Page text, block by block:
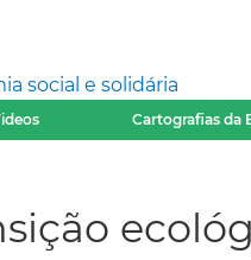
social e solidária
Cartografias da